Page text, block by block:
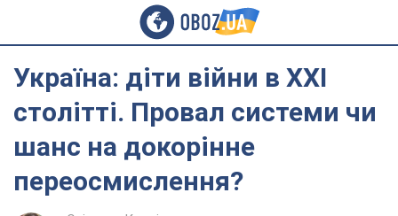
Україна: діти війни в ХХІ
столітті. Провал системи чи
шанс на докорінне
переосмислення?